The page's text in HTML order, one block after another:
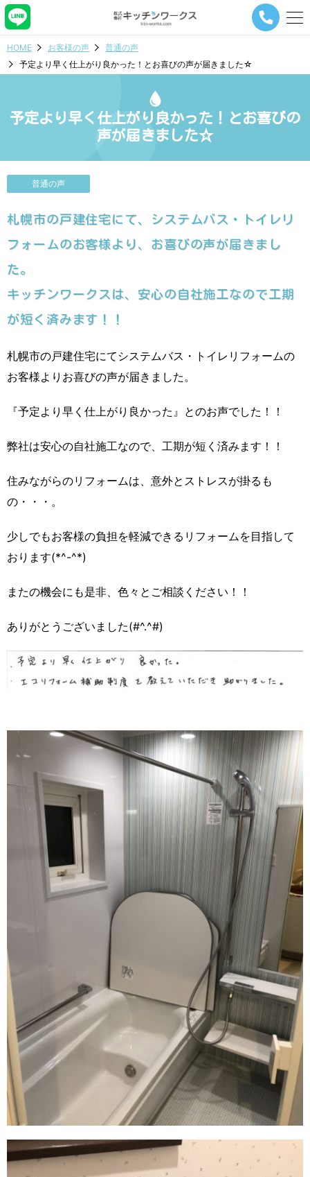
メ
ナ
ー
シ
ボ
HOME お客様の声
普通の声
予定より早く仕上がり良かった！とお喜びの声が届きました☆
予定より早く仕上がり良かった！とお喜びの
声が届きました☆
普通の声
札幌市の戸建住宅にて、システムバス・トイレリ
フォームのお客様より、お喜びの声が届きまし
た。
キッチンワークスは、安心の自社施工なので工期
が短く済みます！！
札幌市の戸建住宅にてシステムバス・トイレリフォームの
お客様よりお喜びの声が届きました。
『予定より早く仕上がり良かった』とのお声でした！！
弊社は安心の自社施工なので、工期が短く済みます！！
住みながらのリフォームは、意外とストレスが掛るも
の・・・。
少しでもお客様の負担を軽減できるリフォームを目指して
おります(*^-^*)
またの機会にも是非、色々とご相談ください！！
ありがとうございました(#^.^#)